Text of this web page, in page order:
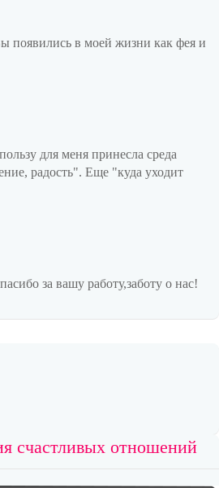
появились в моей жизни как фея и
для меня принесла среда
радость". Еще "куда уходит
за вашу работу,заботу о нас!
счастливых отношений